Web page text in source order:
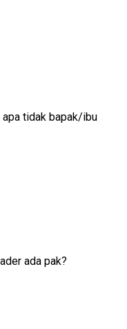
tidak bapak/ibu
ada pak?